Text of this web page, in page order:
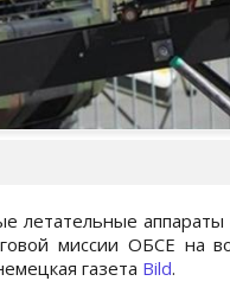
летательные
миссии ОБСЕ на
газета Bild.